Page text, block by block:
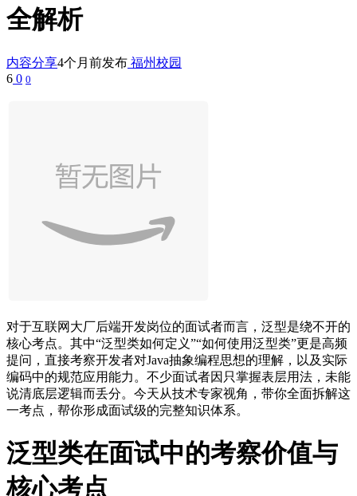
全解析
内容分享4个月前发布 福州校园
6 0 0
对于互联网大厂后端开发岗位的面试者而言，泛型是绕不开的
核心考点。其中“泛型类如何定义”“如何使用泛型类”更是高频
提问，直接考察开发者对Java抽象编程思想的理解，以及实际
编码中的规范应用能力。不少面试者因只掌握表层用法，未能
说清底层逻辑而丢分。今天从技术专家视角，带你全面拆解这
一考点，帮你形成面试级的完整知识体系。
泛型类在面试中的考察价值与
核心考点